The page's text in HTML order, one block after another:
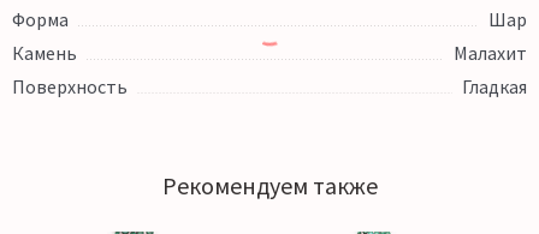
Форма
Шар
Камень
Малахит
Поверхность
Гладкая
Рекомендуем также